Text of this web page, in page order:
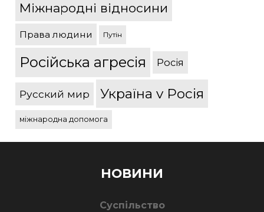
Міжнародні відносини
Права людини Путін
Російська агресія Росія
Русский мир Україна v Росія
міжнародна допомога
НОВИНИ
Суспільство